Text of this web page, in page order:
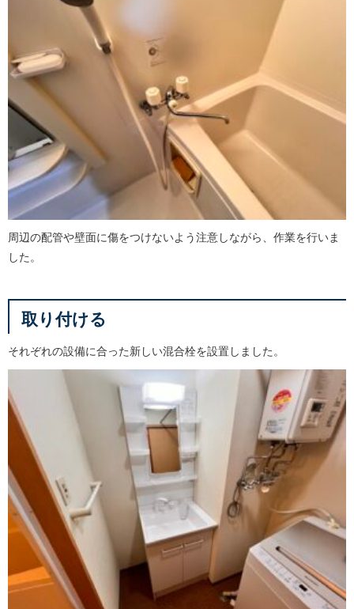
周辺の配管や壁面に傷をつけないよう注意しながら、作業を行いま
した。
取り付ける
それぞれの設備に合った新しい混合栓を設置しました。